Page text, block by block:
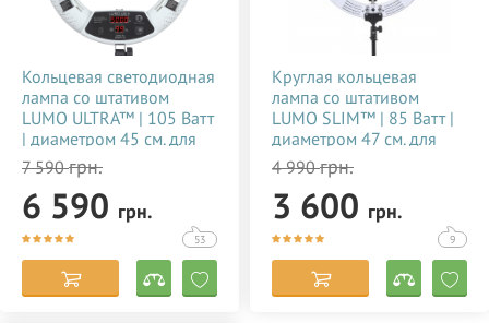
Кольцевая светодиодная
лампа со штативом
LUMO ULTRA™ | 105 Ватт
| диаметром 45 см. для
тик тока, визажиста,
косметолога, блогера,
фото, видеосъемки
купить недорого в
Украине 356784
7 590грн.
6 590 грн.
53
Круглая кольцевая
лампа со штативом
LUMO SLIM™ | 85 Ватт |
диаметром 47 см. для
съемки видео тик ток,
блогеров, визажиста,
макияжа купить
недорого в Украине
(Киеве) 356785
4 990грн.
3 600 грн.
9